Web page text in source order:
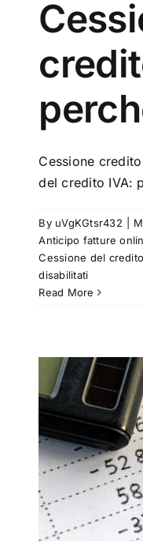
Cessione
del credito IVA:
By uVgKGtsr432
Anticipo fatture
Cessione del credito
disabilitatisu
Cessione
Read More